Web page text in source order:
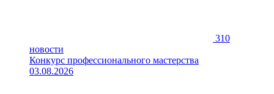
310
новости
Конкурс профессионального мастерства
03.08.2026